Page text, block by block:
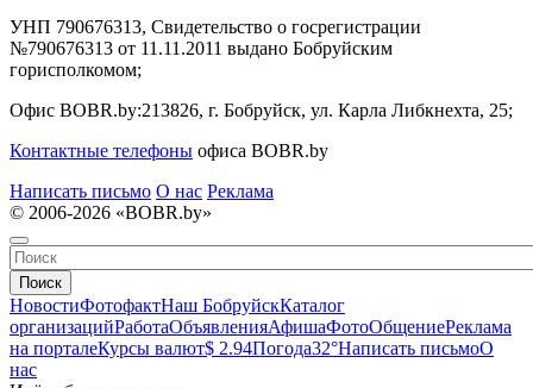
УНП 790676313, Свидетельство о госрегистрации
№790676313 от 11.11.2011 выдано Бобруйским
горисполкомом;
Офис BOBR.by:213826, г. Бобруйск, ул. Карла Либкнехта, 25;
Контактные телефоны офиса BOBR.by
Написать письмо О нас Реклама
© 2006-2026 «BOBR.by»
Поиск
НовостиФотофактНаш БобруйскКаталог
организацийРаботаОбъявленияАфишаФотоОбщениеРеклама
на порталеКурсы валют$ 2.94Погода32°Написать письмоО
нас